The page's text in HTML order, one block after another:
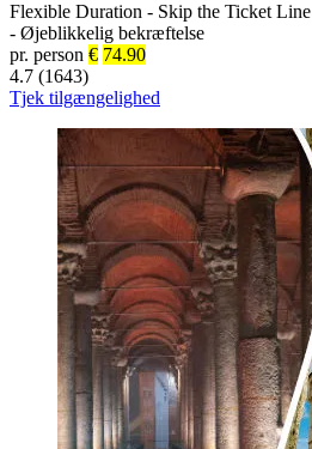
Flexible Duration - Skip the Ticket Line
- Øjeblikkelig bekræftelse
pr. person € 74.90
4.7 (1643)
Tjek tilgængelighed